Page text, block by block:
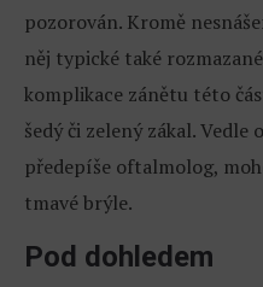
pozorován. Kromě
něj typické také
komplikace zánětu této
šedý či zelený zákal. Vedle
předepíše oftalmolog,
tmavé brýle.
Pod dohledem